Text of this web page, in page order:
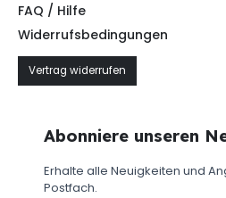
FAQ / Hilfe
Widerrufsbedingungen
Vertrag widerrufen
Abonniere unseren
Erhalte alle Neuigkeiten und
Postfach.